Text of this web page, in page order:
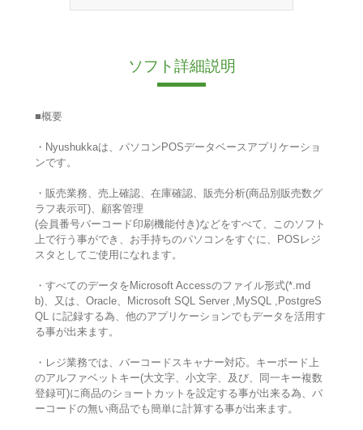
ソフト詳細説明
■概要
・Nyushukkaは、パソコンPOSデータベースアプリケーショ
ンです。
・販売業務、売上確認、在庫確認、販売分析(商品別販売数グ
ラフ表示可)、顧客管理
(会員番号バーコード印刷機能付き)などをすべて、このソフト
上で行う事ができ、お手持ちのパソコンをすぐに、POSレジ
スタとしてご使用になれます。
・すべてのデータをMicrosoft Accessのファイル形式(*.md
b)、又は、Oracle、Microsoft SQL Server ,MySQL ,PostgreS
QL に記録する為、他のアプリケーションでもデータを活用す
る事が出来ます。
・レジ業務では、バーコードスキャナー対応。キーボード上
のアルファベットキー(大文字、小文字、及び、同一キー複数
登録可)に商品のショートカットを設定する事が出来る為、バ
ーコードの無い商品でも簡単に計算する事が出来ます。